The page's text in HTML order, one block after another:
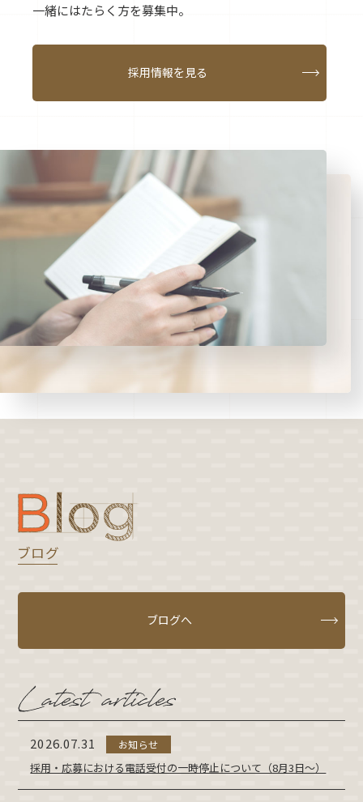
一緒にはたらく方を募集中。
採用情報を見る
ブログ
ブログへ
2026.07.31 お知らせ
採用・応募における電話受付の一時停止について（8月3日～）